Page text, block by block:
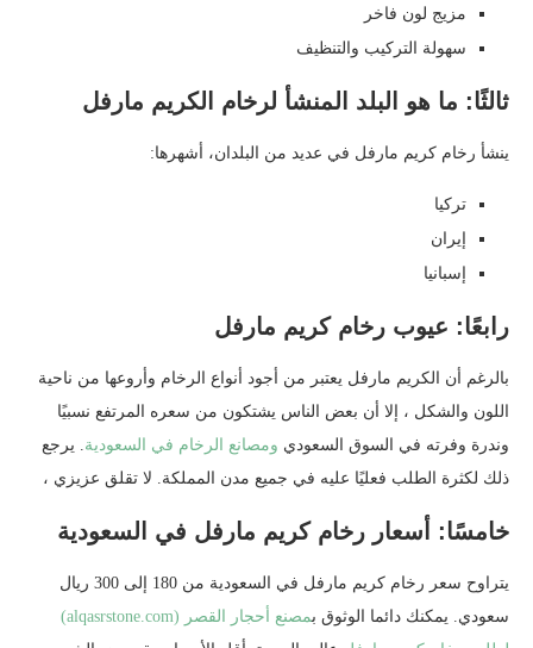
مزيج لون فاخر
سهولة التركيب والتنظيف
ثالثًا: ما هو البلد المنشأ لرخام الكريم مارفل
ينشأ رخام كريم مارفل في عديد من البلدان، أشهرها:
تركيا
إيران
إسبانيا
رابعًا: عيوب رخام كريم مارفل
بالرغم أن الكريم مارفل يعتبر من أجود أنواع الرخام وأروعها من ناحية
اللون والشكل ، إلا أن بعض الناس يشتكون من سعره المرتفع نسبيًا
وندرة وفرته في السوق السعودي ومصانع الرخام في السعودية. يرجع
ذلك لكثرة الطلب فعليًا عليه في جميع مدن المملكة. لا تقلق عزيزي ،
خامسًا: أسعار رخام كريم مارفل في السعودية
يتراوح سعر رخام كريم مارفل في السعودية من 180 إلى 300 ريال
سعودي. يمكنك دائما الوثوق ب
مصنع أحجار القصر (alqasrstone.com)